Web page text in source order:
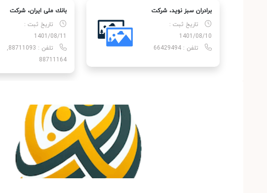
برادران سبز نوید، شركت
تاریخ ثبت :
1401/08/10
تلفن : 66429494
بانك ملی ایران، شركت
تاریخ ثبت :
1401/08/11
تلفن : 88711093,
88711164